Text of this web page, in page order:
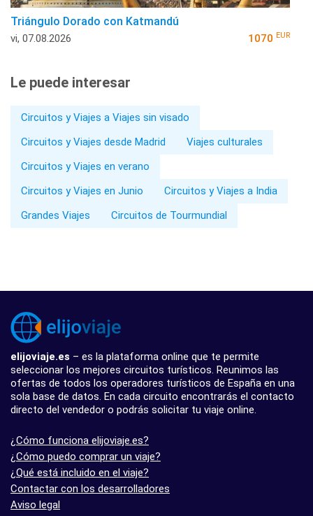
Triángulo Dorado con Katmandú
vi, 07.08.2026 1070 EUR
Le puede interesar
Circuitos y Viajes a Viajes sin visado
Circuitos y Viajes desde Madrid
Viajes culturales
Circuitos y Viajes en verano
Circuitos y Viajes en Junio
Circuitos y Viajes a India
Grandes Viajes
Circuitos de Tourmundial
elijoviaje.es – es la plataforma online que te permite
seleccionar los mejores circuitos turísticos. Reunimos las
ofertas de todos los operadores turísticos de España en una
sola base de datos. En cada circuito encontrarás el contacto
directo del vendedor o podrás solicitar tu viaje online.
¿Cómo funciona elijoviaje.es?
¿Cómo puedo comprar un viaje?
¿Qué está incluido en el viaje?
Contactar con los desarrolladores
Aviso legal